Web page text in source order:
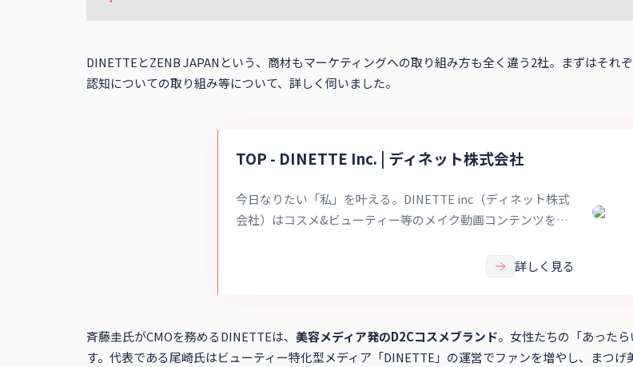
DINETTEとZENB JAPANという、商材もマーケティングへの取り組み方も全く違う2社。まずはそ
認知についての取り組み等について、詳しく伺いました。
TOP - DINETTE Inc. | ディネット株式会社
今日なりたい「私」を叶える。DINETTE inc（ディネット株式
会社）はコスメ&ビューティー等のメイク動画コンテンツを通
詳しく見る
斉藤圭氏がCMOを務めるDINETTEは、 美容メディア発のD2Cコスメブランド。女性たちの「あった
す。代表である尾崎氏はビューティー特化型メディア「DINETTE」の運営でファンを増やし、まつ